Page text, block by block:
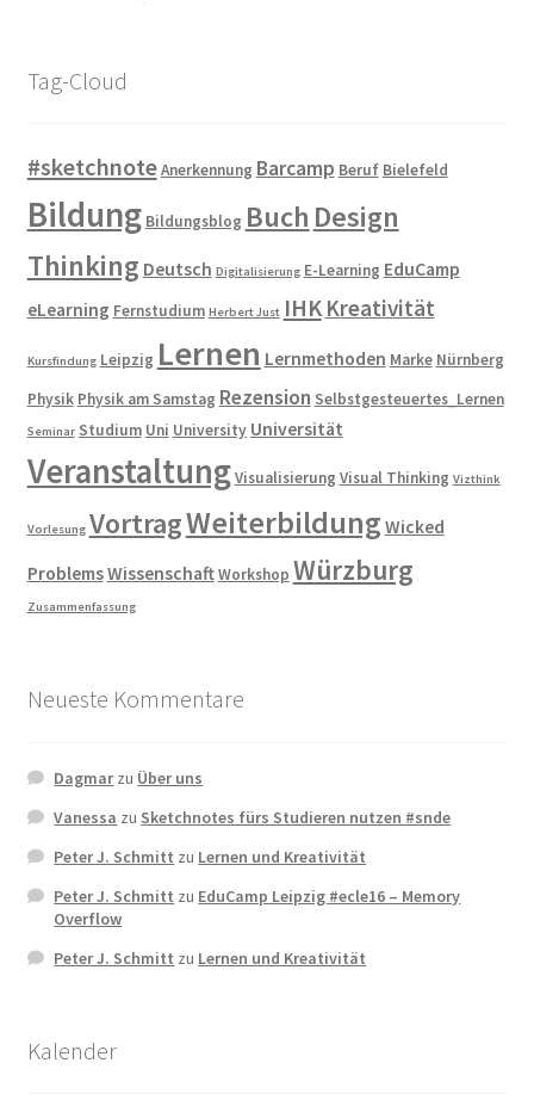
Tag-Cloud
#sketchnoteAnerkennung Barcamp Beruf Bielefeld
Bildung Bildungsblog Buch Design
Thinking Deutsch Digitalisierung E-Learning EduCamp
eLearning Fernstudium Herbert Just IHK Kreativität
Kursfindung Leipzig Lernen Lernmethoden Marke Nürnberg
Physik Physik am Samstag Rezension Selbstgesteuertes_Lernen
Seminar Studium Uni University Universität
VeranstaltungVisualisierung Visual Thinking Vizthink
Vorlesung VortragWeiterbildung Wicked
ProblemsWissenschaftWorkshop Würzburg
Zusammenfassung
Neueste Kommentare
Dagmarzu Über uns
Vanessa zu Sketchnotes fürs Studieren nutzen #snde
Peter J. Schmitt zu Lernen und Kreativität
Peter J. Schmitt zu EduCamp Leipzig #ecle16 – Memory
Overflow
Peter J. Schmitt zu Lernen und Kreativität
Kalender